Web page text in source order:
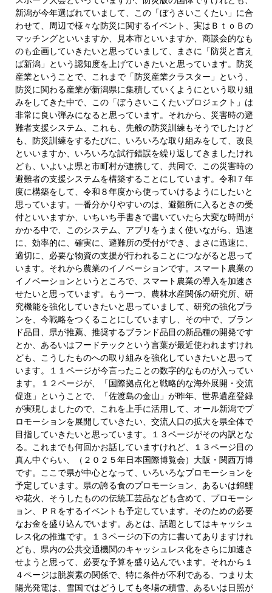
新潟が今年選ばれていまして、この「ぼうさいこくたい」に合
わせて、周辺で様々な防災に関するイベント、実はＢｔｏＢの
マッチングといいますか、見本市といいますか、商談会的なも
のも企画していきたいと思っていまして、まさに「防災と言え
ば新潟」という認知度を上げていきたいと思っています。防災
産業ということで、これまで「防災産業クラスター」という、
防災に関わる産業が新潟県に集積していくようにという取り組
みをしてきた中で、この「ぼうさいこくたいプロジェクト」は
非常に良い弾みになると思っています。それから、災害時の避
難者支援システム、これも、先般の防災訓練もそうでしたけど
も、防災訓練をするたびに、いろいろな取り組みをして、改良
といいますか、いろいろな試行錯誤を繰り返してきましたけれ
ども、いよいよ県と市町村が連携して、共同で、この災害時の
避難者の支援システムを構築することにしています。令和７年
度に構築をして、令和８年度から使っていけるようにしたいと
思っています。一番分かりやすいのは、避難所に入るときの受
付といいますか、いちいち手書きで書いていたら大変な時間が
かかる中で、このシステム、アプリをうまく使いながら、迅速
に、効率的に、確実に、避難所の受付ができ、まさに迅速に、
適切に、必要な物資の支援が行われることにつながると思って
います。それから農業のイノベーションです。スマート農業の
イノベーションというところで、スマート農業の導入を加速さ
せたいと思っています。もう一つ、農林水産関係の研究所、研
究機能を強化していきたいと思っていまして、研究の強化プラ
ンを、今戦略をつくることにしていますし、その中で、ブラン
ド品目、県が推薦、推奨するブランド品目の新品種の開発です
とか、あるいはフードテックという言葉が最近使われますけれ
ども、こうしたものへの取り組みを強化していきたいと思って
います。１１ページが今言ったことの数字的なものが入ってい
ます。１２ページが、「国際拠点化と戦略的な海外展開・交流
促進」ということで、「佐渡島の金山」が昨年、世界遺産登録
が実現しましたので、これを上手に活用して、オール新潟でプ
ロモーションを展開していきたい、交流人口の拡大を県全体で
目指していきたいと思っています。１３ページがその内訳とな
る。これまでも何回かお話していますけれど、１３ページ目の
真ん中ぐらい、（２０２５年日本国際博覧会）大阪・関西万博
です。ここで県が中心となって、いろいろなプロモーションを
予定しています。県の誇る食のプロモーション、あるいは錦鯉
や花火、そうしたものの伝統工芸品なども含めて、プロモーシ
ョン、ＰＲをするイベントも予定しています。そのための必要
なお金を盛り込んでいます。あとは、話題としてはキャッシュ
レス化の推進です。１３ページの下の方に書いてありますけれ
ども、県内の公共交通機関のキャッシュレス化をさらに加速さ
せようと思って、必要な予算を盛り込んでいます。それから１
４ページは脱炭素の関係で、特に条件が不利である、つまり太
陽光発電は、雪国ではどうしても冬場の積雪、あるいは日照が